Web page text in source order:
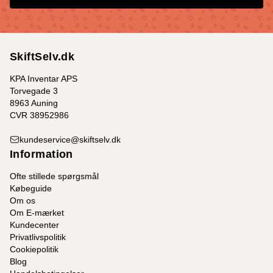
SkiftSelv.dk
KPA Inventar APS
Torvegade 3
8963 Auning
CVR 38952986
kundeservice@skiftselv.dk
Information
Ofte stillede spørgsmål
Købeguide
Om os
Om E-mærket
Kundecenter
Privatlivspolitik
Cookiepolitik
Blog